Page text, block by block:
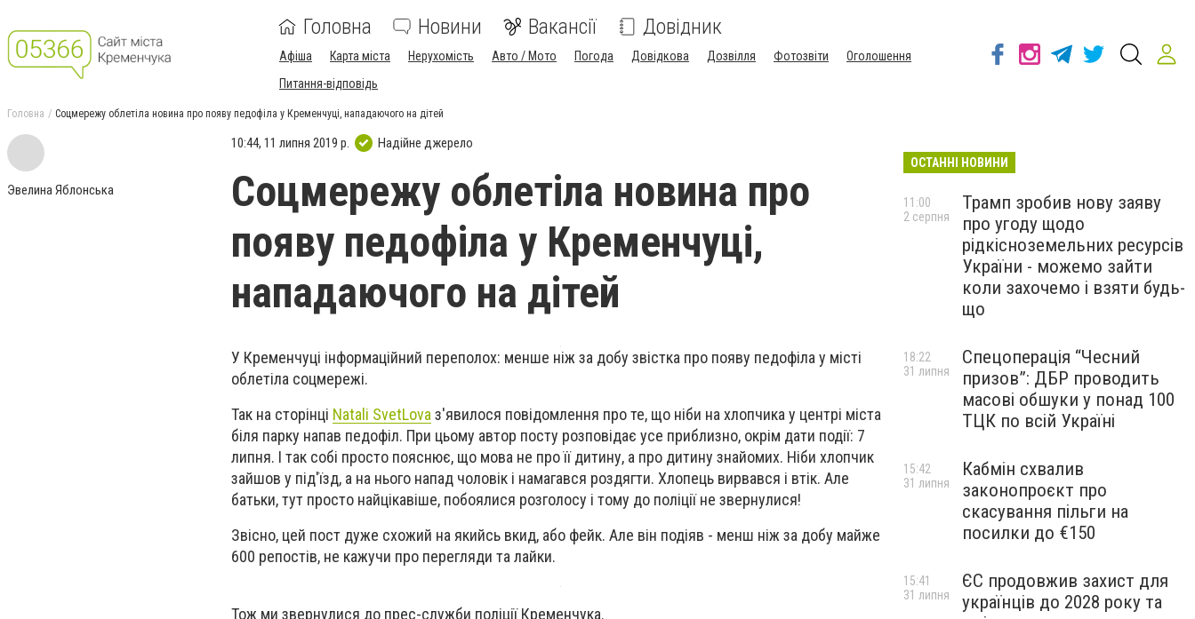
Головна Новини Вакансії Довідник
Афіша Карта міста Нерухомість Авто / Мото Погода Довідкова Дозвілля Фотозвіти
Оголошення
Питання-відповідь
Головна Соцмережу облетіла новина про появу педофіла у Кременчуці, нападаючого на дітей
Эвелина Яблонська
10:44, 11 липня 2019 р. Надійне джерело
Соцмережу облетіла новина про
появу педофіла у Кременчуці,
нападаючого на дітей
У Кременчуці інформаційний переполох: менше ніж за добу звістка про появу педофіла у місті
облетіла соцмережі.
Так на сторінці Natali SvetLova з'явилося повідомлення про те, що ніби на хлопчика у центрі міста
біля парку напав педофіл. При цьому автор посту розповідає усе приблизно, окрім дати події: 7
липня. І так собі просто пояснює, що мова не про її дитину, а про дитину знайомих. Ніби хлопчик
зайшов у під'їзд, а на нього напад чоловік і намагався роздягти. Хлопець вирвався і втік. Але
батьки, тут просто найцікавіше, побоялися розголосу і тому до поліції не звернулися!
Звісно, цей пост дуже схожий на якийсь вкид, або фейк. Але він подіяв - менш ніж за добу майже
600 репостів, не кажучи про перегляди та лайки.
Тож ми звернулися до прес-служби поліції Кременчука.
ОСТАННІ НОВИНИ
Трамп зробив нову заяву
про угоду щодо
рідкісноземельних ресурсів
України - можемо зайти
коли захочемо і взяти будь-
що
11:00
2 серпня
Спецоперація “Чесний
призов”: ДБР проводить
масові обшуки у понад 100
ТЦК по всій Україні
18:22
31 липня
Кабмін схвалив
законопроєкт про
скасування пільги на
посилки до €150
15:42
31 липня
ЄС продовжив захист для
українців до 2028 року та
15:41
31 липня